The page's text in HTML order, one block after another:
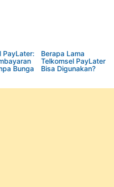
PayLater:
Bunga
Berapa Lama
Telkomsel PayLater
Bisa Digunakan?